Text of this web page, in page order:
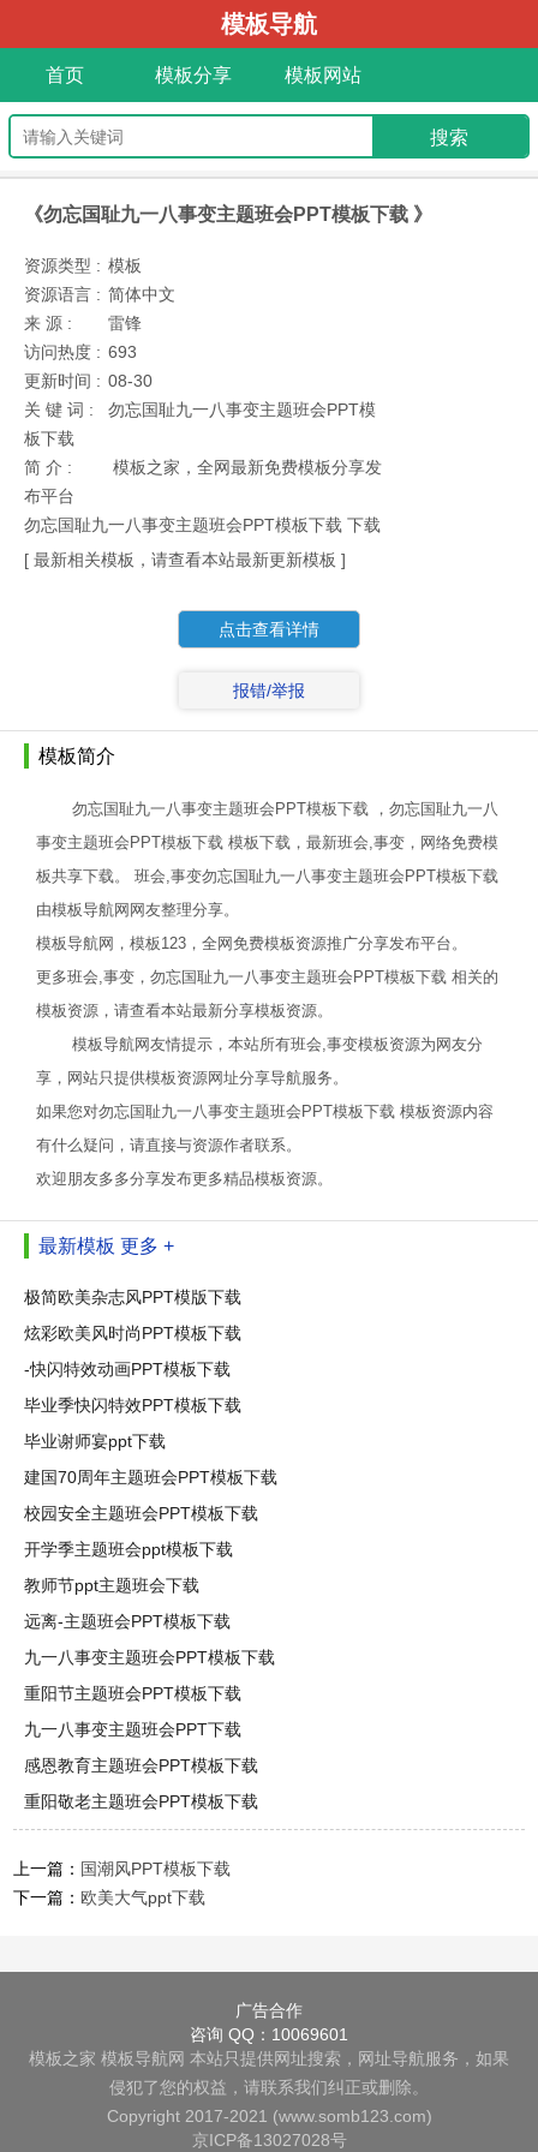
模板导航
首页 模板分享 模板网站
《勿忘国耻九一八事变主题班会PPT模板下载 》
资源类型 : 模板
资源语言 : 简体中文
来 源 :
雷锋
访问热度 : 693
更新时间 : 08-30
关 键 词 :
勿忘国耻九一八事变主题班会PPT模
板下载
简 介 :
模板之家，全网最新免费模板分享发
布平台
勿忘国耻九一八事变主题班会PPT模板下载 下载
[ 最新相关模板，请查看本站最新更新模板 ]
点击查看详情
报错/举报
模板简介
勿忘国耻九一八事变主题班会PPT模板下载 ，勿忘国耻九一八
事变主题班会PPT模板下载 模板下载，最新班会,事变，网络免费模
板共享下载。 班会,事变勿忘国耻九一八事变主题班会PPT模板下载
由模板导航网网友整理分享。
模板导航网，模板123，全网免费模板资源推广分享发布平台。
更多班会,事变，勿忘国耻九一八事变主题班会PPT模板下载 相关的
模板资源，请查看本站最新分享模板资源。
模板导航网友情提示，本站所有班会,事变模板资源为网友分
享，网站只提供模板资源网址分享导航服务。
如果您对勿忘国耻九一八事变主题班会PPT模板下载 模板资源内容
有什么疑问，请直接与资源作者联系。
欢迎朋友多多分享发布更多精品模板资源。
最新模板 更多 +
极简欧美杂志风PPT模版下载
炫彩欧美风时尚PPT模板下载
-快闪特效动画PPT模板下载
毕业季快闪特效PPT模板下载
毕业谢师宴ppt下载
建国70周年主题班会PPT模板下载
校园安全主题班会PPT模板下载
开学季主题班会ppt模板下载
教师节ppt主题班会下载
远离-主题班会PPT模板下载
九一八事变主题班会PPT模板下载
重阳节主题班会PPT模板下载
九一八事变主题班会PPT下载
感恩教育主题班会PPT模板下载
重阳敬老主题班会PPT模板下载
上一篇： 国潮风PPT模板下载
下一篇： 欧美大气ppt下载
广告合作
咨询 QQ：10069601
模板之家 模板导航网 本站只提供网址搜索，网址导航服务，如果
侵犯了您的权益，请联系我们纠正或删除。
Copyright 2017-2021 (www.somb123.com)
京ICP备13027028号